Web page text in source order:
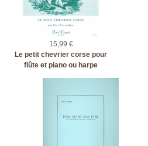
15,99 €
Le petit chevrier corse pour
flûte et piano ou harpe